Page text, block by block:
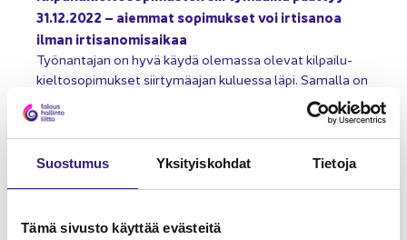
Suos­tu­mus Yk­si­tyis­koh­dat Tie­to­ja
Tämä si­vus­to käyt­tää eväs­tei­tä
31.12.2022 – ai­em­mat so­pi­muk­set voi ir­ti­sa­noa
ilman ir­ti­sa­no­mi­sai­kaa
Työ­nan­ta­jan on hyvä käydä ole­mas­sa ole­vat kil­pai­lu­
kiel­to­so­pi­muk­set siir­ty­mä­ajan ku­lues­sa läpi. Sa­mal­la on
hyvä var­mis­taa, että eri­tyi­nen syy, jonka vuok­si so­pi­mus
on ai­ka­naan tehty, on edel­leen ole­mas­sa.
Palk­ka­hal­lin­to Hen­ki­lös­tö­hal­lin­to